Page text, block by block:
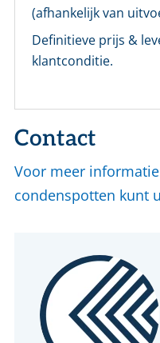
(afhankelijk van
Definitieve prijs &
klantconditie.
Contact
Voor meer
condenspotten kunt